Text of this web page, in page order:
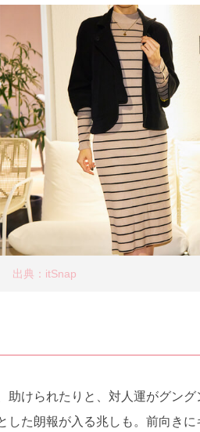
出典：itSnap
助けられたりと、対人運がグン
した朗報が入る兆しも。前向き